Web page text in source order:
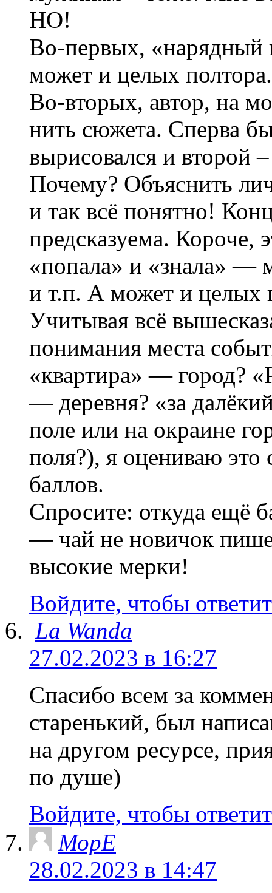
НО!
Во-первых, «нарядный
может и целых полтора.
Во-вторых, автор, на
нить сюжета. Сперва
вырисовался и второй
Почему? Объяснить
и так всё понятно!
предсказуема. Короче,
«попала» и «знала» —
и т.п. А может и целых
Учитывая всё
понимания места
«квартира» — город?
— деревня? «за
поле или на окраине
поля?), я оцениваю это
баллов.
Спросите: откуда ещё
— чай не новичок
высокие мерки!
Войдите, чтобы
La Wanda
27.02.2023 в 16:27
Спасибо всем за
старенький, был
на другом ресурсе,
по душе)
Войдите, чтобы
МорЕ
28.02.2023 в 14:47